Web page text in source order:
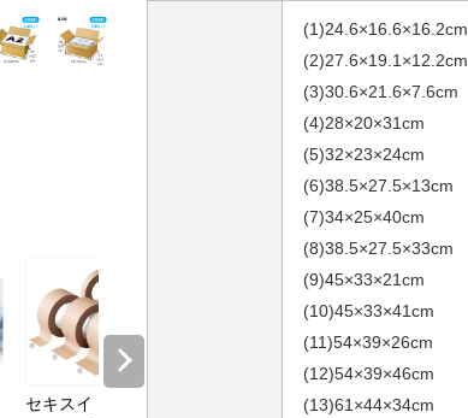
セキスイ クラフ
【48枚】注意喚
(1)24.6×16.6×16.2cm
(2)27.6×19.1×12.2cm
(3)30.6×21.6×7.6cm
(4)28×20×31cm
(5)32×23×24cm
(6)38.5×27.5×13cm
(7)34×25×40cm
(8)38.5×27.5×33cm
(9)45×33×21cm
(10)45×33×41cm
(11)54×39×26cm
(12)54×39×46cm
(13)61×44×34cm